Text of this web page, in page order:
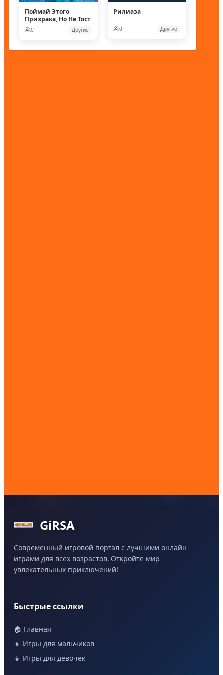
Поймай Этого
Призрака, Но Не Тост
0 Другие
Рилиаза
0 Другие
GiRSA
Современный игровой портал с лучшими онлайн
играми для всех возрастов. Откройте мир
увлекательных приключений!
Быстрые ссылки
🏠 Главная
👦 Игры для мальчиков
👧 Игры для девочек